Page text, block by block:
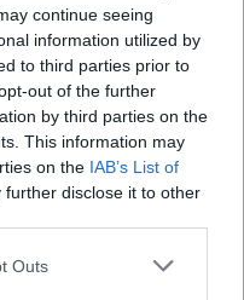
continue seeing
information utilized by
to third parties prior to
out of the further
by third parties on the
This information may
on the IAB’s List of
further disclose it to other
Outs